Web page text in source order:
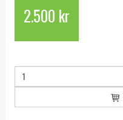
2.500 kr